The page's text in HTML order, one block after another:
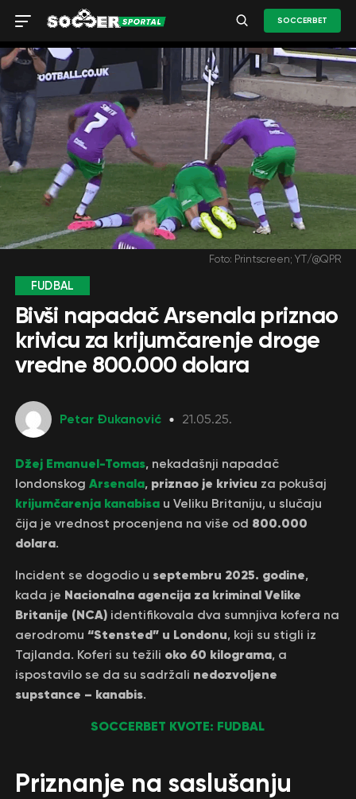
SOCCERBET
Foto: Printscreen; YT/@QPR
FUDBAL
Bivši napadač Arsenala priznao
krivicu za krijumčarenje droge
vredne 800.000 dolara
Petar Đukanović 21.05.25.
Džej Emanuel-Tomas, nekadašnji napadač
londonskog Arsenala, priznao je krivicu za pokušaj
krijumčarenja kanabisau Veliku Britaniju, u slučaju
čija je vrednost procenjena na više od 800.000
dolara.
Incident se dogodio u septembru 2025. godine,
kada je Nacionalna agencija za kriminal Velike
Britanije (NCA)identifikovala dva sumnjiva kofera na
aerodromu “Stensted” u Londonu, koji su stigli iz
Tajlanda. Koferi su težili oko 60 kilograma, a
ispostavilo se da su sadržali nedozvoljene
supstance – kanabis.
SOCCERBET KVOTE: FUDBAL
Priznanje na saslušanju